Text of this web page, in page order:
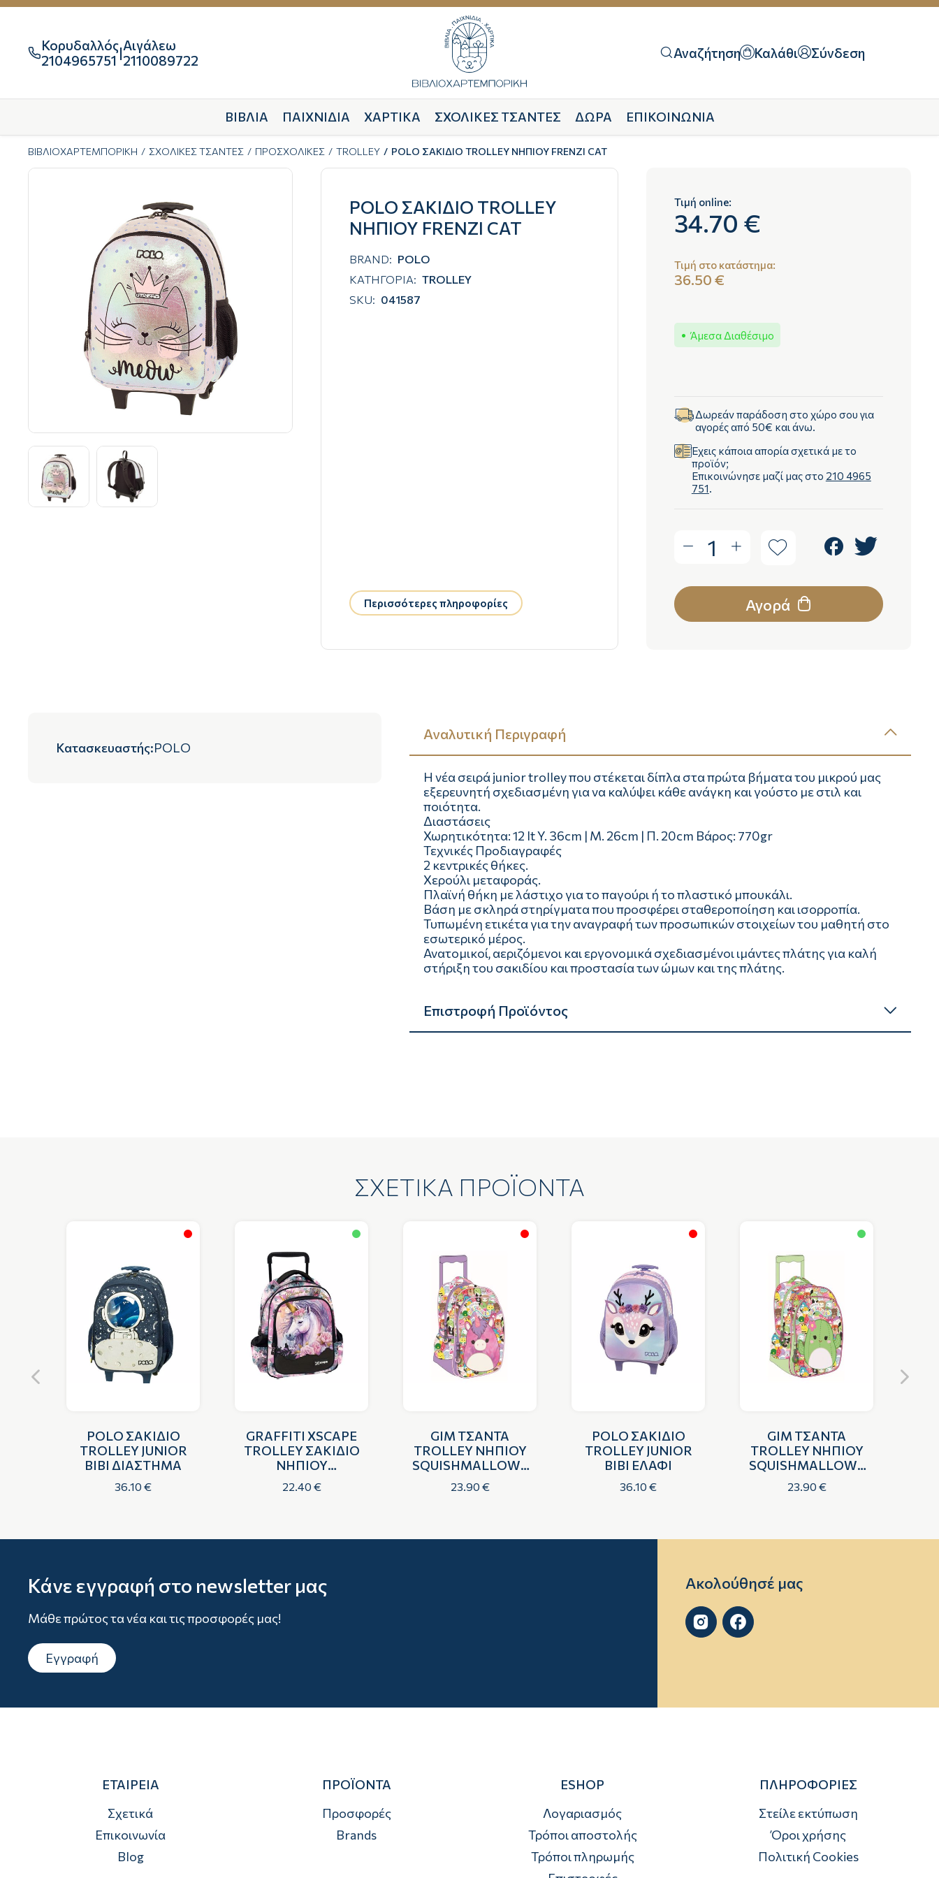
Κορυδαλλός
2104965751 |Αιγάλεω
2110089722
Αναζήτηση Καλάθι Σύνδεση
ΒΙΒΛΙΑ ΠΑΙΧΝΙΔΙΑ ΧΑΡΤΙΚΑ ΣΧΟΛΙΚΕΣ ΤΣΑΝΤΕΣ ΔΩΡΑ ΕΠΙΚΟΙΝΩΝΙΑ
ΒΙΒΛΙΟΧΑΡΤΕΜΠΟΡΙΚΗ ΣΧΟΛΙΚΕΣ ΤΣΑΝΤΕΣ ΠΡΟΣΧΟΛΙΚΕΣ TROLLEY POLO ΣΑΚΙΔΙΟ TROLLEY ΝΗΠΙΟΥ FRENZI CAT
POLO ΣΑΚΙΔΙΟ TROLLEY
ΝΗΠΙΟΥ FRENZI CAT
BRAND: POLO
ΚΑΤΗΓΟΡΙΑ: TROLLEY
SKU: 041587
Περισσότερες πληροφορίες
Τιμή online:
34.70 €
Τιμή στο κατάστημα:
36.50 €
Άμεσα Διαθέσιμο
Δωρεάν παράδοση στο χώρο σου για
αγορές από 50€ και άνω.
Έχεις κάποια απορία σχετικά με το
προϊόν;
Επικοινώνησε μαζί μας στο 210 4965
751
1
Αγορά
Κατασκευαστής:POLO
Αναλυτική Περιγραφή
Η νέα σειρά junior trolley που στέκεται δίπλα στα πρώτα βήματα του μικρού μας
εξερευνητή σχεδιασμένη για να καλύψει κάθε ανάγκη και γούστο με στιλ και
ποιότητα.
Διαστάσεις
Χωρητικότητα: 12 lt Y. 36cm | Μ. 26cm | Π. 20cm Βάρος: 770gr
Τεχνικές Προδιαγραφές
2 κεντρικές θήκες.
Χερούλι μεταφοράς.
Πλαϊνή θήκη με λάστιχο για το παγούρι ή το πλαστικό μπουκάλι.
Βάση με σκληρά στηρίγματα που προσφέρει σταθεροποίηση και ισορροπία.
Τυπωμένη ετικέτα για την αναγραφή των προσωπικών στοιχείων του μαθητή στο
εσωτερικό μέρος.
Ανατομικοί, αεριζόμενοι και εργονομικά σχεδιασμένοι ιμάντες πλάτης για καλή
στήριξη του σακιδίου και προστασία των ώμων και της πλάτης.
Επιστροφή Προϊόντος
ΣΧΕΤΙΚΑ ΠΡΟΪΟΝΤΑ
POLΟ ΣΑΚΙΔΙΟ
TROLLEY JUNIOR
BIBI ΔΙΑΣΤΗΜΑ
36.10 €
GRAFFITI XSCAPE
TROLLEY ΣΑΚΙΔΙΟ
ΝΗΠΙΟΥ
ΜΟΝΟΚΕΡΟΣ
22.40 €
GIM ΤΣΑΝΤΑ
TROLLEY ΝΗΠΙΟΥ
SQUISHMALLOWS
UNICORN
23.90 €
POLΟ ΣΑΚΙΔΙΟ
TROLLEY JUNIOR
BIBI ΕΛΑΦΙ
36.10 €
GIM ΤΣΑΝΤΑ
TROLLEY ΝΗΠΙΟΥ
SQUISHMALLOWS
CACTUS
23.90 €
Κάνε εγγραφή στο newsletter μας
Μάθε πρώτος τα νέα και τις προσφορές μας!
Εγγραφή
Ακολούθησέ μας
 
ΕΤΑΙΡΕΙΑ
Σχετικά
Επικοινωνία
Blog
ΠΡΟΪΟΝΤΑ
Προσφορές
Brands
ESHOP
Λογαριασμός
Τρόποι αποστολής
Τρόποι πληρωμής
ΠΛΗΡΟΦΟΡΙΕΣ
Στείλε εκτύπωση
Όροι χρήσης
Πολιτική Cookies